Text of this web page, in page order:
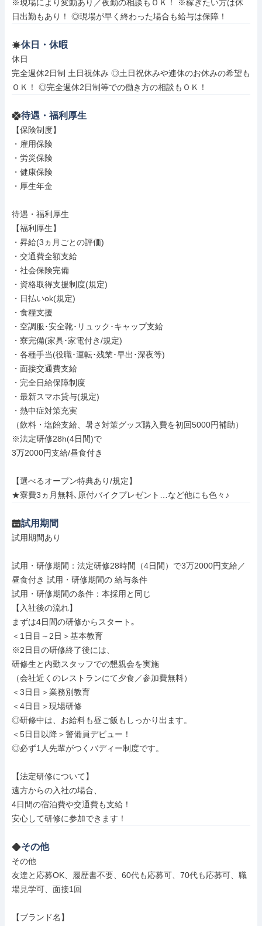
※現場により変動あり／夜勤の相談もＯＫ！ ※稼ぎたい方は休
日出勤もあり！ ◎現場が早く終わった場合も給与は保障！
休日・休暇
休日
完全週休2日制 土日祝休み ◎土日祝休みや連休のお休みの希望も
ＯＫ！ ◎完全週休2日制等での働き方の相談もＯＫ！
待遇・福利厚生
【保険制度】
・雇用保険
・労災保険
・健康保険
・厚生年金
待遇・福利厚生
【福利厚生】
・昇給(3ヵ月ごとの評価)
・交通費全額支給
・社会保険完備
・資格取得支援制度(規定)
・日払いok(規定)
・食糧支援
・空調服･安全靴･リュック･キャップ支給
・寮完備(家具･家電付き/規定)
・各種手当(役職･運転･残業･早出･深夜等)
・面接交通費支給
・完全日給保障制度
・最新スマホ貸与(規定)
・熱中症対策充実
（飲料・塩飴支給、暑さ対策グッズ購入費を初回5000円補助）
※法定研修28h(4日間)で
3万2000円支給/昼食付き
【選べるオープン特典あり/規定】
★寮費3ヵ月無料､原付バイクプレゼント…など他にも色々♪
試用期間
試用期間あり
試用・研修期間：法定研修28時間（4日間）で3万2000円支給／
昼食付き 試用・研修期間の 給与条件
試用・研修期間の条件：本採用と同じ
【入社後の流れ】
まずは4日間の研修からスタート｡
＜1日目～2日＞基本教育
※2日目の研修終了後には、
研修生と内勤スタッフでの懇親会を実施
（会社近くのレストランにて夕食／参加費無料）
＜3日目＞業務別教育
＜4日目＞現場研修
◎研修中は、お給料も昼ご飯もしっかり出ます。
＜5日目以降＞警備員デビュー！
◎必ず1人先輩がつくバディー制度です。
【法定研修について】
遠方からの入社の場合、
4日間の宿泊費や交通費も支給！
その他
その他
友達と応募OK、履歴書不要、60代も応募可、70代も応募可、職
場見学可、面接1回
【ブランド名】